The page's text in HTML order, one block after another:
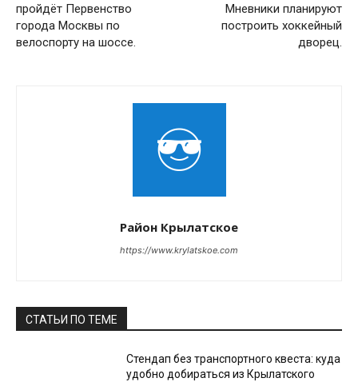
пройдёт Первенство
города Москвы по
велоспорту на шоссе.
Мневники планируют
построить хоккейный
дворец.
Район Крылатское
https://www.krylatskoe.com
СТАТЬИ ПО ТЕМЕ
Стендап без транспортного квеста: куда
удобно добираться из Крылатского